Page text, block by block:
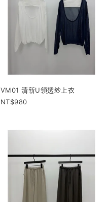
VM01 清新U領透紗上衣
980